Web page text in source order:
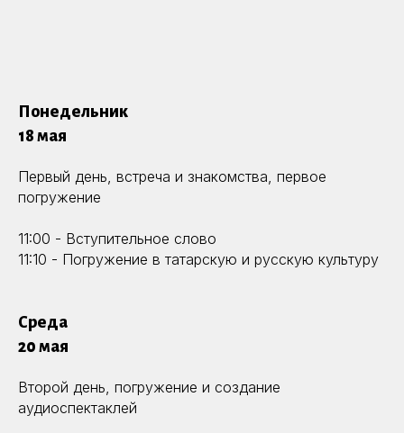
Понедельник
18 мая
Первый день, встреча и знакомства, первое
погружение
11:00 - Вступительное слово
11:10 - Погружение в татарскую и русскую культуру
Среда
20 мая
Второй день, погружение и создание
аудиоспектаклей